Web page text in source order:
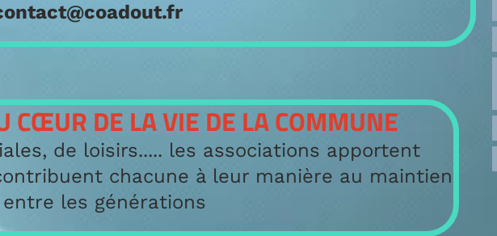
CŒUR DE LA VIE DE LA COMMUNE
de loisirs..... les associations apportent
chacune à leur manière au maintien
les générations